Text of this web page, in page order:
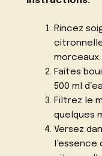
Rincez
morceaux.
Faites
500 ml
Filtrez le
quelques
Versez